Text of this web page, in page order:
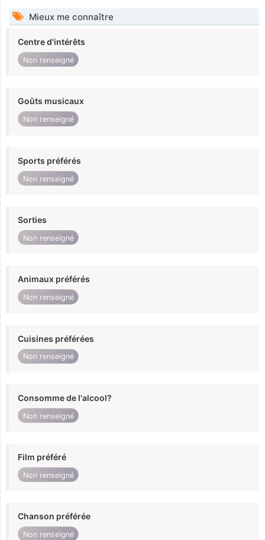
Mieux me connaître
Centre d'intérêts
Non renseigné
Goûts musicaux
Non renseigné
Sports préférés
Non renseigné
Sorties
Non renseigné
Animaux préférés
Non renseigné
Cuisines préférées
Non renseigné
Consomme de l'alcool?
Non renseigné
Film préféré
Non renseigné
Chanson préférée
Non renseigné